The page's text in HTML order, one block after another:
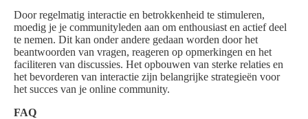
Door regelmatig interactie en betrokkenheid te stimuleren,
moedig je je communityleden aan om enthousiast en actief deel
te nemen. Dit kan onder andere gedaan worden door het
beantwoorden van vragen, reageren op opmerkingen en het
faciliteren van discussies. Het opbouwen van sterke relaties en
het bevorderen van interactie zijn belangrijke strategieën voor
het succes van je online community.
FAQ